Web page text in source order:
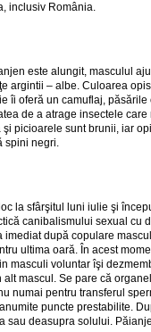
inclusiv România.
este alungit, masculul
argintii – albe. Culoarea
îi oferă un camuflaj,
de a atrage insectele
picioarele sunt brunii, iar
spini negri.
la sfârşitul luni iulie şi
ică canibalismului sexual cu
imediat după copulare
ultima oară. În acest
masculi voluntar îşi
alt mascul. Se pare că
numai pentru transferul
puncte prestabilite.
sau deasupra solului.